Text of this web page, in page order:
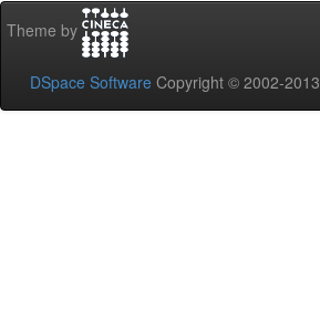
Theme by
DSpace Software Copyright © 2002-2013